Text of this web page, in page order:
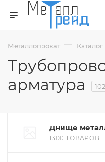
Металлопрокат — Каталог
арматура
Днище
1300 ТОВАРОВ